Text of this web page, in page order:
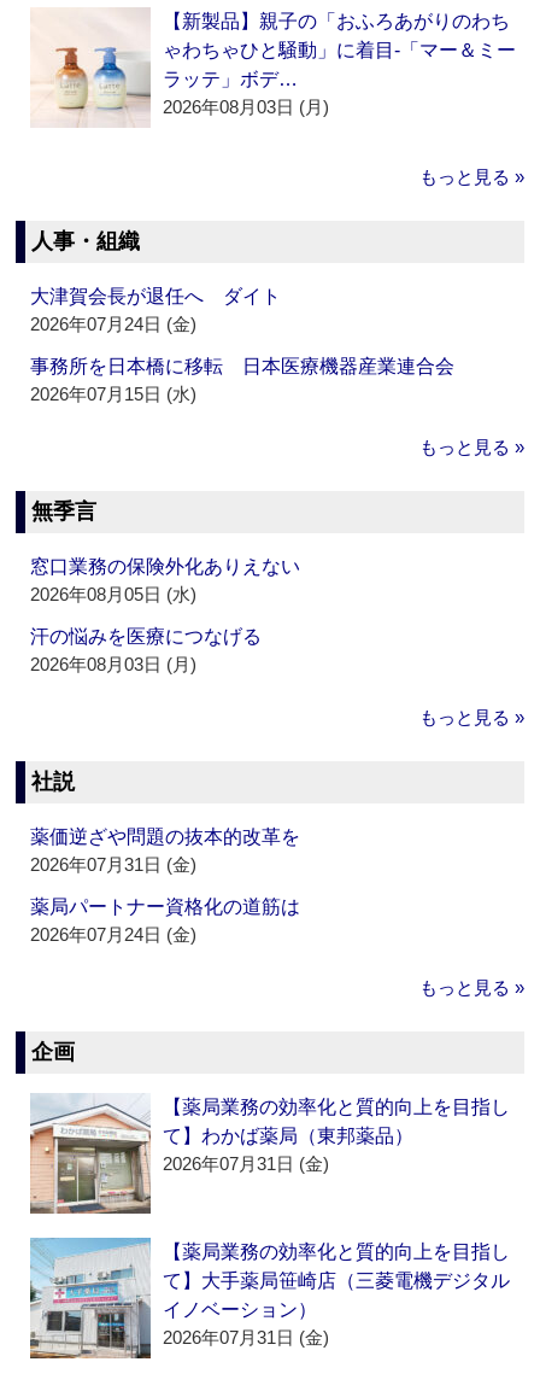
【新製品】親子の「おふろあがりのわち
ゃわちゃひと騒動」に着目‐「マー＆ミー
ラッテ」ボデ…
2026年08月03日 (月)
もっと見る »
人事・組織
大津賀会長が退任へ ダイト
2026年07月24日 (金)
事務所を日本橋に移転 日本医療機器産業連合会
2026年07月15日 (水)
もっと見る »
無季言
窓口業務の保険外化ありえない
2026年08月05日 (水)
汗の悩みを医療につなげる
2026年08月03日 (月)
もっと見る »
社説
薬価逆ざや問題の抜本的改革を
2026年07月31日 (金)
薬局パートナー資格化の道筋は
2026年07月24日 (金)
もっと見る »
企画
【薬局業務の効率化と質的向上を目指し
て】わかば薬局（東邦薬品）
2026年07月31日 (金)
【薬局業務の効率化と質的向上を目指し
て】大手薬局笹崎店（三菱電機デジタル
イノベーション）
2026年07月31日 (金)